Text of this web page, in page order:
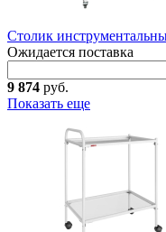
Столик
Ожидается поставка
9 874 руб.
Показать еще